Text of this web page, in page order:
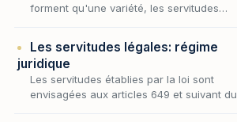
forment qu'une variété, les servitudes
de plu…
Les servitudes légales: régime
juridique
Les servitudes établies par la loi sont
envisagées aux articles 649 et suivant du